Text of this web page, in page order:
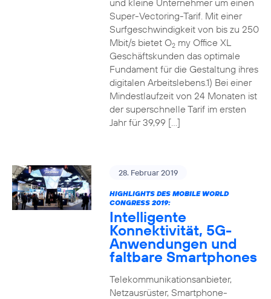
und kleine Unternehmer um einen
Super-Vectoring-Tarif. Mit einer
Surfgeschwindigkeit von bis zu 250
Mbit/s bietet O2my Office XL
Geschäftskunden das optimale
Fundament für die Gestaltung ihres
digitalen Arbeitslebens.1) Bei einer
Mindestlaufzeit von 24 Monaten ist
der superschnelle Tarif im ersten
Jahr für 39,99 […]
28. Februar 2019
HIGHLIGHTS DES MOBILE WORLD
CONGRESS 2019:
Intelligente
Konnektivität, 5G-
Anwendungen und
faltbare Smartphones
Telekommunikationsanbieter,
Netzausrüster, Smartphone-